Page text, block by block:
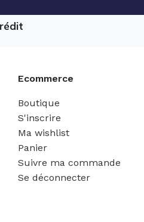
Ecommerce
Boutique
S'inscrire
Ma wishlist
Panier
Suivre ma commande
Se déconnecter